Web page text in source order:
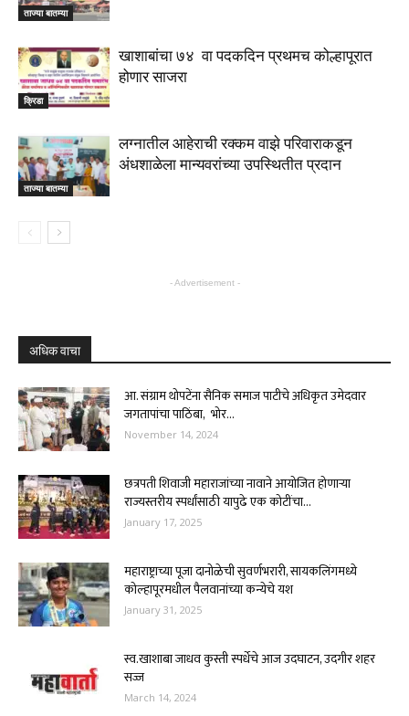
ताज्या बातम्या
क्रिडा
खाशाबांचा ७४ वा पदकदिन प्रथमच कोल्हापूरात
होणार साजरा
ताज्या बातम्या
लग्नातील आहेराची रक्कम वाझे परिवाराकडून
अंधशाळेला मान्यवरांच्या उपस्थितीत प्रदान
- Advertisement -
अधिक वाचा
आ. संग्राम थोपटेंना सैनिक समाज पाटीचे अधिकृत उमेदवार
जगतापांचा पाठिंबा, भोर...
November 14, 2024
छत्रपती शिवाजी महाराजांच्या नावाने आयोजित होणाऱ्या
राज्यस्तरीय स्पर्धांसाठी यापुढे एक कोटींचा...
January 17, 2025
महाराष्ट्राच्या पूजा दानोळेची सुवर्णभरारी, सायकलिंगमध्ये
कोल्हापूरमधील पैलवानांच्या कन्येचे यश
January 31, 2025
स्व.खाशाबा जाधव कुस्ती स्पर्धेचे आज उदघाटन, उदगीर शहर
सज्ज
March 14, 2024